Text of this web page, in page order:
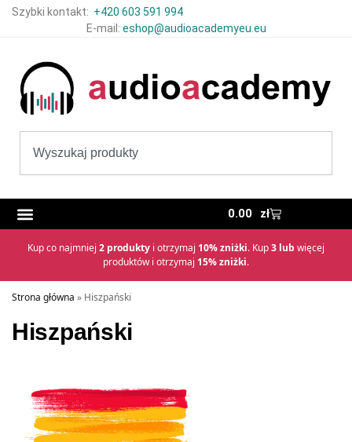
Szybki kontakt: +420 603 591 994
E-mail: eshop@audioacademyeu.eu
0.00 zł
Kup co najmniej 2 produkty i otrzymaj 10% zniżki. Kup3 lub więcej
produktów i otrzymaj 15% zniżki.
Strona główna » Hiszpański
Hiszpański